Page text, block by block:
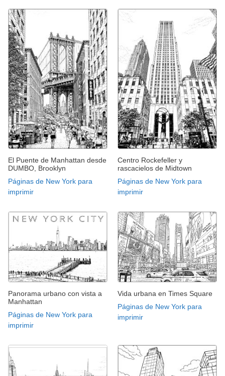
El Puente de Manhattan desde
DUMBO, Brooklyn
Páginas de New York para
imprimir
Centro Rockefeller y
rascacielos de Midtown
Páginas de New York para
imprimir
Panorama urbano con vista a
Manhattan
Páginas de New York para
imprimir
Vida urbana en Times Square
Páginas de New York para
imprimir